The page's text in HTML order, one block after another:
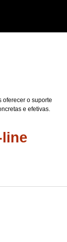
oferecer o suporte
e efetivas.